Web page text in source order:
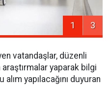
1 3
vatandaşlar, düzenli
yaparak bilgi
yapılacağını duyuran